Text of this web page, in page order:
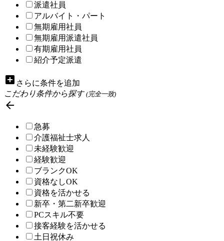
派遣社員
アルバイト・パート
無期雇用社員
無期雇用派遣社員
有期雇用社員
紹介予定派遣
add_box さらに条件を追加
こだわり条件から探す(完全一致)

急募
介護福祉士求人
未経験歓迎
経験歓迎
ブランクOK
資格なしOK
資格を活かせる
新卒・第二新卒歓迎
PCスキル不要
接客経験を活かせる
土日祝休み